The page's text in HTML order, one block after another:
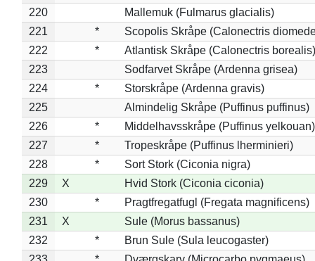
220
Mallemuk (Fulmarus glacialis)
221
*
Scopolis Skråpe (Calonectris
222
*
Atlantisk Skråpe (Calonectris borealis)
223
Sodfarvet Skråpe (Ardenna grisea)
224
*
Storskråpe (Ardenna gravis)
225
Almindelig Skråpe (Puffinus puffinus)
226
*
Middelhavsskråpe (Puffinus yelkouan)
227
*
Tropeskråpe (Puffinus lherminieri)
228
*
Sort Stork (Ciconia nigra)
229
X
Hvid Stork (Ciconia ciconia)
230
*
Pragtfregatfugl (Fregata magnificens)
231
X
Sule (Morus bassanus)
232
*
Brun Sule (Sula leucogaster)